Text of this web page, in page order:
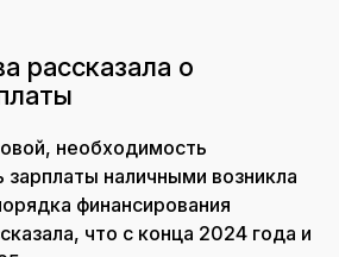
рассказала о
необходимость
зарплаты наличными возникла
финансирования
что с конца 2024 года и